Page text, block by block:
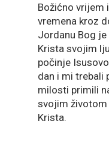
Božićno vrijem
vremena kroz
Jordanu Bog
Krista svojim
počinje
dan i mi trebali
milosti primili
svojim
Krista.